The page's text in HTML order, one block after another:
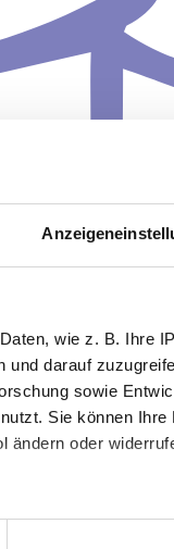
wie z. B. Ihre
darauf
sowie
Sie können
ändern oder
bis auf einige